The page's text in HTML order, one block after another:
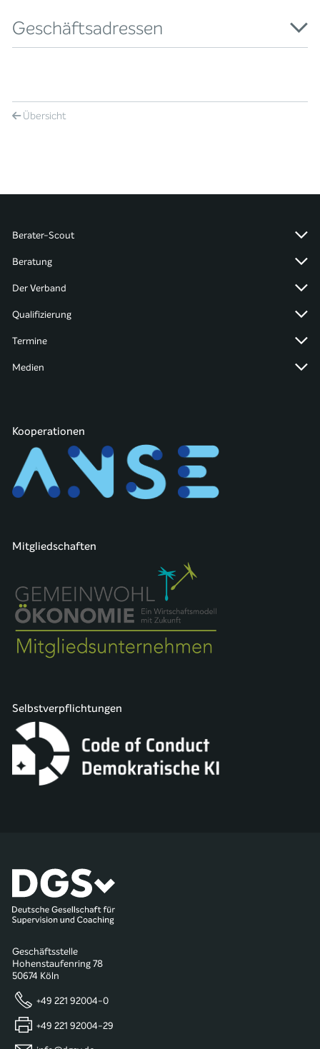
Geschäftsadressen
Übersicht
Berater-Scout
Beratung
Der Verband
Qualifizierung
Termine
Medien
Kooperationen
Mitgliedschaften
Selbstverpflichtungen
Geschäftsstelle
Hohenstaufenring 78
50674 Köln
+49 221 92004-0
+49 221 92004-29